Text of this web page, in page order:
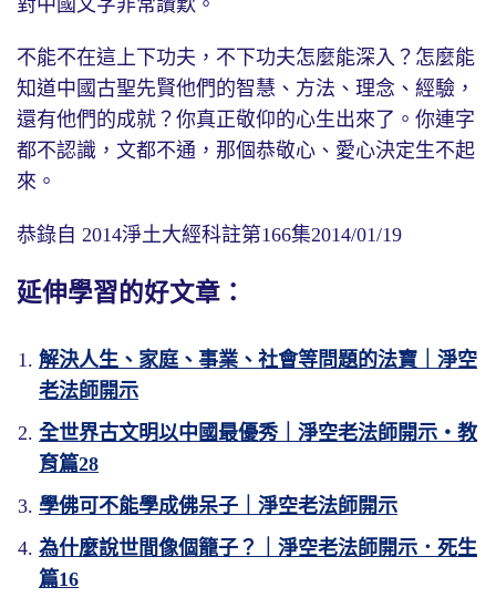
不能不在這上下功夫，不下功夫怎麼能深入？怎麼能
知道中國古聖先賢他們的智慧、方法、理念、經驗，
還有他們的成就？你真正敬仰的心生出來了。你連字
都不認識，文都不通，那個恭敬心、愛心決定生不起
來。
恭錄自 2014淨土大經科註第166集2014/01/19
延伸學習的好文章：
解決人生、家庭、事業、社會等問題的法寶｜淨空
老法師開示
全世界古文明以中國最優秀｜淨空老法師開示・教
育篇28
學佛可不能學成佛呆子｜淨空老法師開示
為什麼說世間像個籠子？｜淨空老法師開示．死生
篇16